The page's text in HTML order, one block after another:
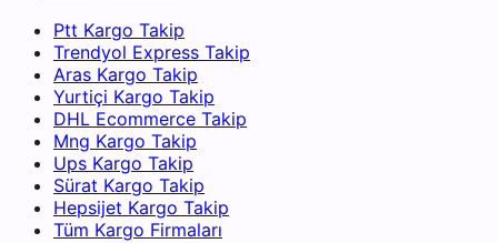
Ptt Kargo Takip
Trendyol Express Takip
Aras Kargo Takip
Yurtiçi Kargo Takip
DHL Ecommerce Takip
Mng Kargo Takip
Ups Kargo Takip
Sürat Kargo Takip
Hepsijet Kargo Takip
Tüm Kargo Firmaları